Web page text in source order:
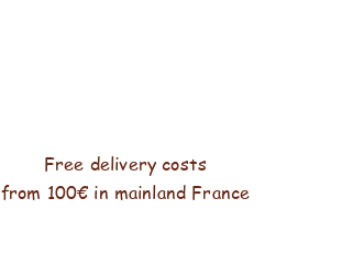
Free delivery costs
from 100€ in mainland France